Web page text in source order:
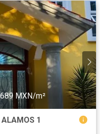
MXN/m²
1